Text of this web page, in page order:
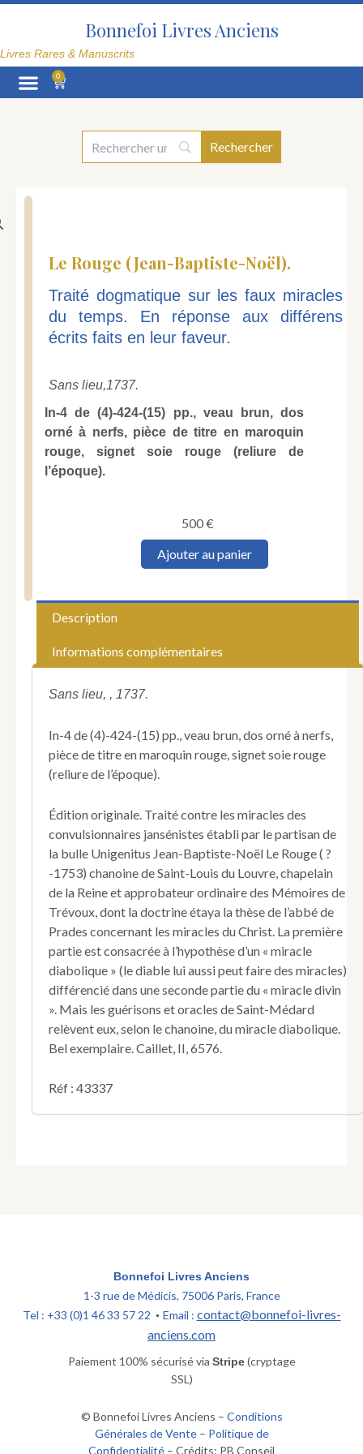
Aller
Bonnefoi Livres Anciens
Livres Rares & Manuscrits
0
Panier
Le Rouge (Jean-Baptiste-Noël).
Traité dogmatique sur les faux miracles
du temps. En réponse aux différens
écrits faits en leur faveur.
Sans lieu,1737.
In-4 de (4)-424-(15) pp., veau brun, dos
orné à nerfs, pièce de titre en maroquin
rouge, signet soie rouge (reliure de
l’époque).
500€
quantité
Noël).
Traité
sur
miracles
du
temps.
aux
différens
écrits
faits
en
leur
faveur.
Ajouter au panier
Description
Informations complémentaires
Sans lieu, , 1737.
In-4 de (4)-424-(15) pp., veau brun, dos orné à nerfs,
pièce de titre en maroquin rouge, signet soie rouge
(reliure de l’époque).
Édition originale. Traité contre les miracles des
convulsionnaires jansénistes établi par le partisan de
la bulle Unigenitus Jean-Baptiste-Noël Le Rouge ( ?
-1753) chanoine de Saint-Louis du Louvre, chapelain
de la Reine et approbateur ordinaire des Mémoires de
Trévoux, dont la doctrine étaya la thèse de l’abbé de
Prades concernant les miracles du Christ. La première
partie est consacrée à l’hypothèse d’un « miracle
diabolique » (le diable lui aussi peut faire des miracles)
différencié dans une seconde partie du « miracle divin
». Mais les guérisons et oracles de Saint-Médard
relèvent eux, selon le chanoine, du miracle diabolique.
Bel exemplaire. Caillet, II, 6576.
Réf : 43337
Bonnefoi Livres Anciens
1-3 rue de Médicis, 75006 Paris, France
Tel : +33 (0)1 46 33 57 22 • Email : contact@bonnefoi-livres-
anciens.com
Paiement 100% sécurisé via Stripe(cryptage
SSL)
© Bonnefoi Livres Anciens – Conditions
Générales de Vente– Politique de
Confidentialité – Crédits: PB Conseil